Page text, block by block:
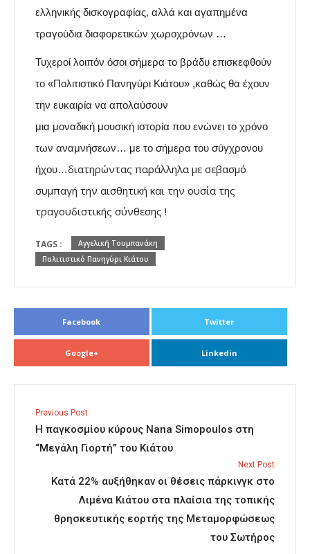
ελληνικής δισκογραφίας, αλλά και αγαπημένα
τραγούδια διαφορετικών χωροχρόνων …
Τυχεροί λοιπόν όσοι σήμερα το βράδυ επισκεφθούν
το «Πολιτιστικό Πανηγύρι Κιάτου» ,καθώς θα έχουν
την ευκαιρία να απολαύσουν
μια μοναδική μουσική ιστορία που ενώνει το χρόνο
των αναμνήσεων… με το σήμερα του σύγχρονου
ήχου…διατηρώντας παράλληλα με σεβασμό
συμπαγή την αισθητική και την ουσία της
τραγουδιστικής σύνθεσης !
TAGS :
Αγγελική Τουμπανάκη
Πολιτιστικό Πανηγύρι Κιάτου
Facebook Twitter
Google+ Linkedin
Previous Post
Η παγκοσμίου κύρους Nana Simopoulos στη
“Μεγάλη Γιορτή” του Κιάτου
Next Post
Κατά 22% αυξήθηκαν οι θέσεις πάρκινγκ στο
Λιμένα Κιάτου στα πλαίσια της τοπικής
θρησκευτικής εορτής της Μεταμορφώσεως
του Σωτήρος